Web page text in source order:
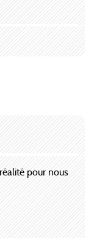
pour nous